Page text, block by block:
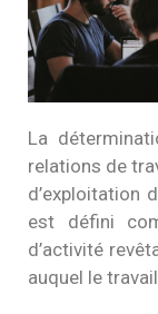
La
relations de
d’exploitation
est défini
d’activité
auquel le